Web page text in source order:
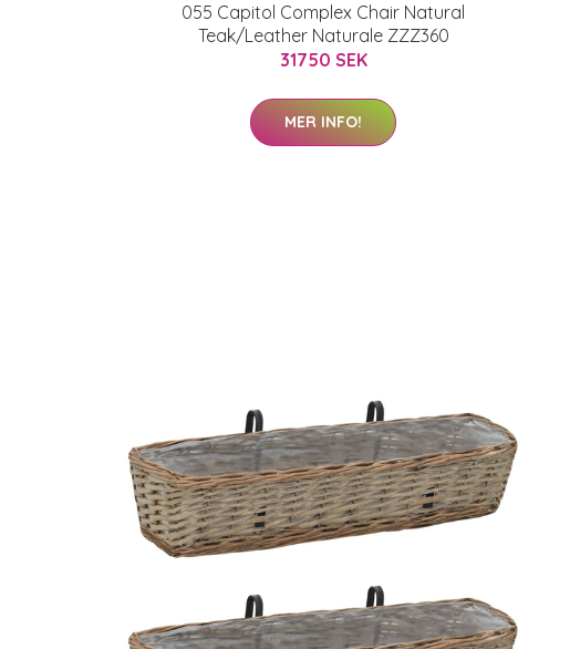
055 Capitol Complex Chair Natural
Teak/Leather Naturale ZZZ360
31750 SEK
MER INFO!